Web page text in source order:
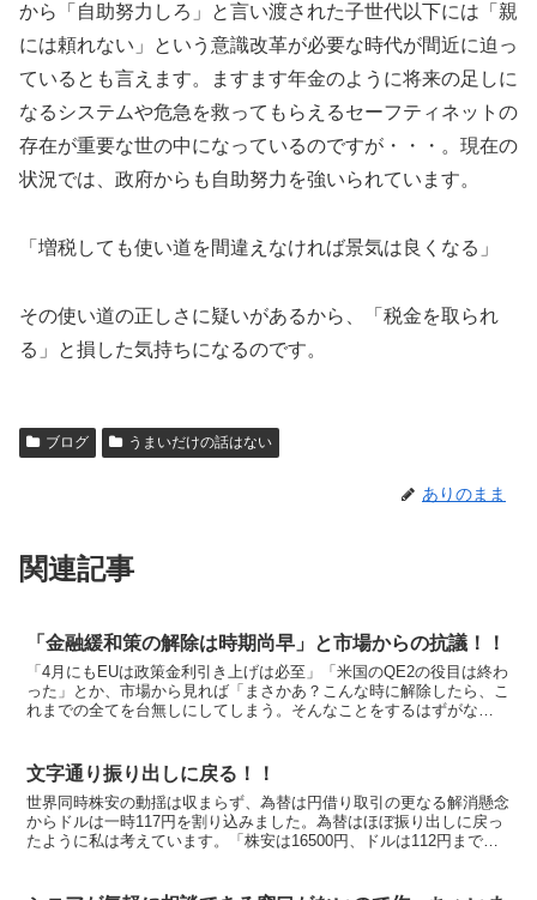
から「自助努力しろ」と言い渡された子世代以下には「親
には頼れない」という意識改革が必要な時代が間近に迫っ
ているとも言えます。ますます年金のように将来の足しに
なるシステムや危急を救ってもらえるセーフティネットの
存在が重要な世の中になっているのですが・・・。現在の
状況では、政府からも自助努力を強いられています。
「増税しても使い道を間違えなければ景気は良くなる」
その使い道の正しさに疑いがあるから、「税金を取られ
る」と損した気持ちになるのです。
ブログ うまいだけの話はない
ありのまま
関連記事
「金融緩和策の解除は時期尚早」と市場からの抗議！！
「4月にもEUは政策金利引き上げは必至」「米国のQE2の役目は終わ
った」とか、市場から見れば「まさかあ？こんな時に解除したら、こ
れまでの全てを台無しにしてしまう。そんなことをするはずがな
文字通り振り出しに戻る！！
世界同時株安の動揺は収まらず、為替は円借り取引の更なる解消懸念
からドルは一時117円を割り込みました。為替はほぼ振り出しに戻っ
たように私は考えています。「株安は16500円、ドルは112円まであ